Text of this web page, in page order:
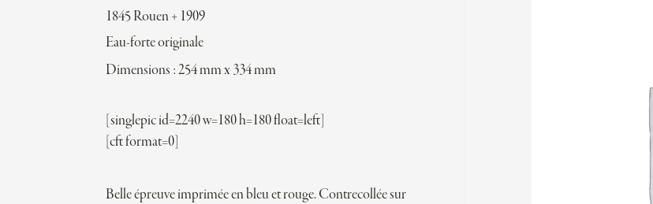
1845 Rouen + 1909
Eau-forte originale
Dimensions : 254 mm x 334 mm
[singlepic id=2240 w=180 h=180 float=left]
[cft format=0]
Belle épreuve imprimée en bleu et rouge. Contrecollée sur